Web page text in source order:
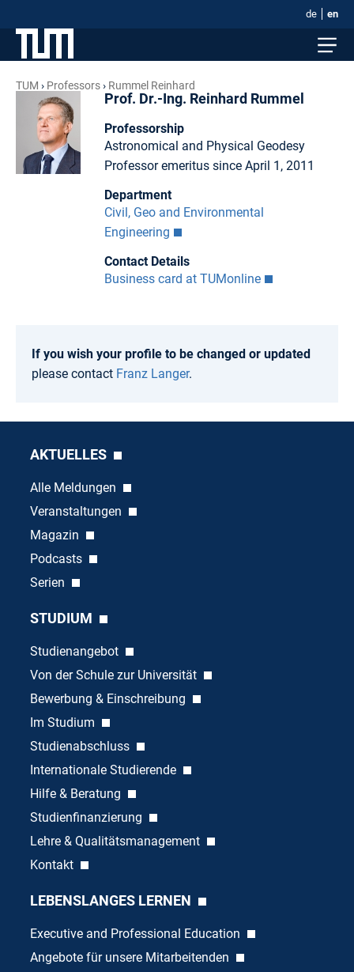
de en
TUM Professors Rummel Reinhard
Prof. Dr.-Ing. Reinhard Rummel
Professorship
Astronomical and Physical Geodesy
Professor emeritus since April 1, 2011
Department
Civil, Geo and Environmental
Engineering
Contact Details
Business card at TUMonline
If you wish your profile to be changed or updated
please contact Franz Langer.
AKTUELLES
Alle Meldungen
Veranstaltungen
Magazin
Podcasts
Serien
STUDIUM
Studienangebot
Von der Schule zur Universität
Bewerbung & Einschreibung
Im Studium
Studienabschluss
Internationale Studierende
Hilfe & Beratung
Studienfinanzierung
Lehre & Qualitätsmanagement
Kontakt
LEBENSLANGES LERNEN
Executive and Professional Education
Angebote für unsere Mitarbeitenden